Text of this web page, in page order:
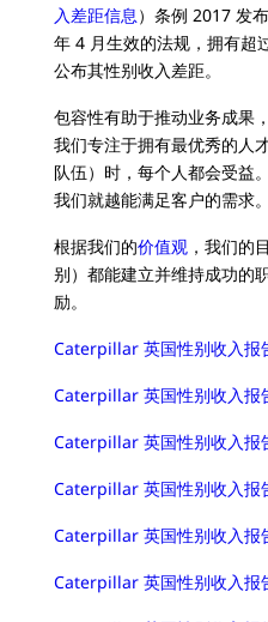
入差距信息）条例 2017 发
年 4 月生效的法规，拥有超
公布其性别收入差距。
包容性有助于推动业务成果
我们专注于拥有最优秀的人
队伍）时，每个人都会受益
我们就越能满足客户的需求。
根据我们的价值观 ，我们的
别）都能建立并维持成功的
励。
Caterpillar 英国性别收入报
Caterpillar 英国性别收入报
Caterpillar 英国性别收入报
Caterpillar 英国性别收入报
Caterpillar 英国性别收入报
Caterpillar 英国性别收入报